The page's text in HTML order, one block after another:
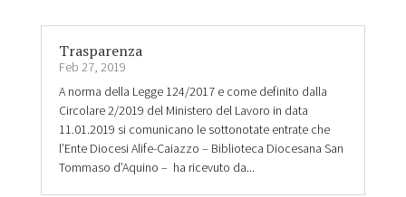
Trasparenza
Feb 27, 2019
A norma della Legge 124/2017 e come definito dalla
Circolare 2/2019 del Ministero del Lavoro in data
11.01.2019 si comunicano le sottonotate entrate che
l’Ente Diocesi Alife-Caiazzo – Biblioteca Diocesana San
Tommaso d’Aquino – ha ricevuto da...